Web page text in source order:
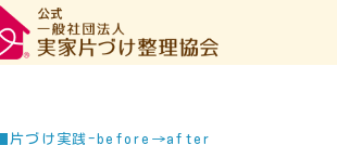
■片づけ実践-before→after